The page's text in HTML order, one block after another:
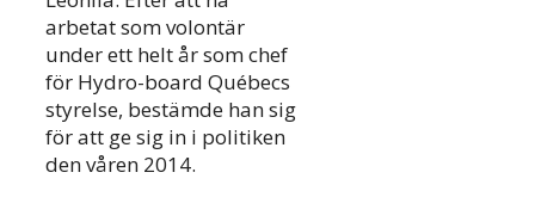
arbetat som volontär
under ett helt år som chef
för Hydro-board Québecs
styrelse, bestämde han sig
för att ge sig in i politiken
den våren 2014.